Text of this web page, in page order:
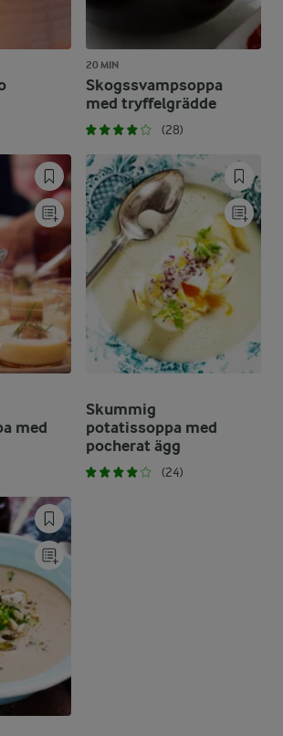
20 MIN
Skogssvampsoppa
med tryffelgrädde
(28)
med
Skummig
potatissoppa med
pocherat ägg
(24)